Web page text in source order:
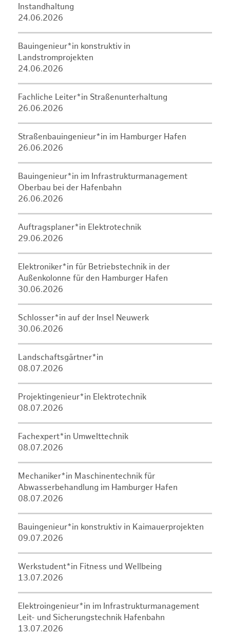
Instandhaltung
24.06.2026
Bauingenieur*in konstruktiv in
Landstromprojekten
24.06.2026
Fachliche Leiter*in Straßenunterhaltung
26.06.2026
Straßenbauingenieur*in im Hamburger Hafen
26.06.2026
Bauingenieur*in im Infrastrukturmanagement
Oberbau bei der Hafenbahn
26.06.2026
Auftragsplaner*in Elektrotechnik
29.06.2026
Elektroniker*in für Betriebstechnik in der
Außenkolonne für den Hamburger Hafen
30.06.2026
Schlosser*in auf der Insel Neuwerk
30.06.2026
Landschaftsgärtner*in
08.07.2026
Projektingenieur*in Elektrotechnik
08.07.2026
Fachexpert*in Umwelttechnik
08.07.2026
Mechaniker*in Maschinentechnik für
Abwasserbehandlung im Hamburger Hafen
08.07.2026
Bauingenieur*in konstruktiv in Kaimauerprojekten
09.07.2026
Werkstudent*in Fitness und Wellbeing
13.07.2026
Elektroingenieur*in im Infrastrukturmanagement
Leit- und Sicherungstechnik Hafenbahn
13.07.2026